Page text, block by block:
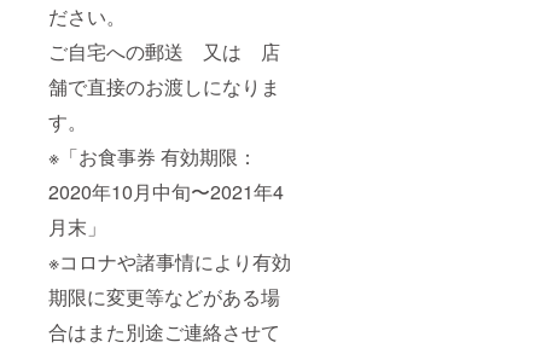
ださい。
ご自宅への郵送 又は 店
舗で直接のお渡しになりま
す。
※「お食事券 有効期限：
2020年10月中旬〜2021年4
月末」
※コロナや諸事情により有効
期限に変更等などがある場
合はまた別途ご連絡させて